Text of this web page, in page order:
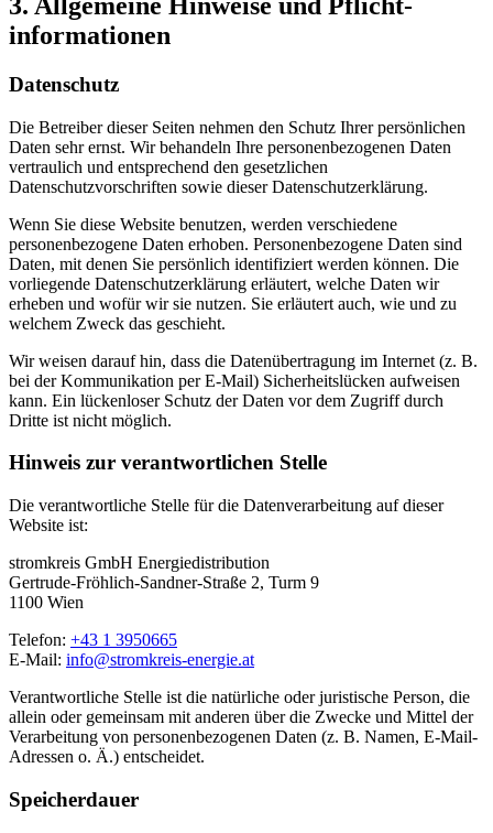
informationen
Datenschutz
Die Betreiber dieser Seiten nehmen den Schutz Ihrer persönlichen
Daten sehr ernst. Wir behandeln Ihre personenbezogenen Daten
vertraulich und entsprechend den gesetzlichen
Datenschutzvorschriften sowie dieser Datenschutzerklärung.
Wenn Sie diese Website benutzen, werden verschiedene
personenbezogene Daten erhoben. Personenbezogene Daten sind
Daten, mit denen Sie persönlich identifiziert werden können. Die
vorliegende Datenschutzerklärung erläutert, welche Daten wir
erheben und wofür wir sie nutzen. Sie erläutert auch, wie und zu
welchem Zweck das geschieht.
Wir weisen darauf hin, dass die Datenübertragung im Internet (z. B.
bei der Kommunikation per E-Mail) Sicherheitslücken aufweisen
kann. Ein lückenloser Schutz der Daten vor dem Zugriff durch
Dritte ist nicht möglich.
Hinweis zur verantwortlichen Stelle
Die verantwortliche Stelle für die Datenverarbeitung auf dieser
Website ist:
stromkreis GmbH Energiedistribution
Gertrude-Fröhlich-Sandner-Straße 2, Turm 9
1100 Wien
Telefon: +43 1 3950665
E-Mail: info@stromkreis-energie.at
Verantwortliche Stelle ist die natürliche oder juristische Person, die
allein oder gemeinsam mit anderen über die Zwecke und Mittel der
Verarbeitung von personenbezogenen Daten (z. B. Namen, E-Mail-
Adressen o. Ä.) entscheidet.
Speicherdauer